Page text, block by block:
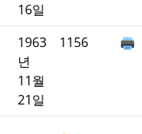
16일
1963
년
11월
21일
1156